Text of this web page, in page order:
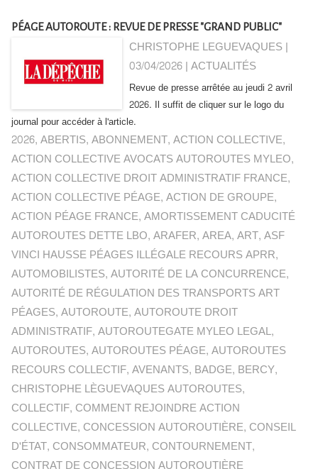
PÉAGE AUTOROUTE : REVUE DE PRESSE "GRAND PUBLIC"
CHRISTOPHE LEGUEVAQUES |
03/04/2026|ACTUALITÉS
Revue de presse arrêtée au jeudi 2 avril
2026. Il suffit de cliquer sur le logo du
journal pour accéder à l'article.
2026,ABERTIS,ABONNEMENT,ACTION COLLECTIVE,
ACTION COLLECTIVE AVOCATS AUTOROUTES MYLEO,
ACTION COLLECTIVE DROIT ADMINISTRATIF FRANCE,
ACTION COLLECTIVE PÉAGE,ACTION DE GROUPE,
ACTION PÉAGE FRANCE,AMORTISSEMENT CADUCITÉ
AUTOROUTES DETTE LBO,ARAFER,AREA,ART,ASF
VINCI HAUSSE PÉAGES ILLÉGALE RECOURS APRR,
AUTOMOBILISTES,AUTORITÉ DE LA CONCURRENCE,
AUTORITÉ DE RÉGULATION DES TRANSPORTS ART
PÉAGES,AUTOROUTE,AUTOROUTE DROIT
ADMINISTRATIF,AUTOROUTEGATE MYLEO LEGAL,
AUTOROUTES,AUTOROUTES PÉAGE,AUTOROUTES
RECOURS COLLECTIF,AVENANTS, BADGE, BERCY,
CHRISTOPHE LÈGUEVAQUES AUTOROUTES,
COLLECTIF, COMMENT REJOINDRE ACTION
COLLECTIVE, CONCESSION AUTOROUTIÈRE, CONSEIL
D'ÉTAT, CONSOMMATEUR, CONTOURNEMENT,